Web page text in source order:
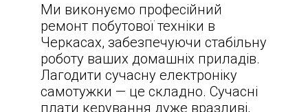
Ми виконуємо професійний
ремонт побутової техніки в
Черкасах, забезпечуючи стабільну
роботу ваших домашніх приладів.
Лагодити сучасну електроніку
самотужки — це складно. Сучасні
плати керування дуже вразливі,